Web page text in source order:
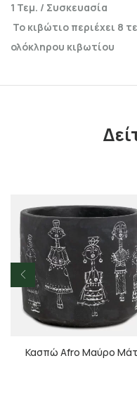
1 Τεμ. / Συσκευασία
Το κιβώτιο περιέχει 8
ολόκληρου κιβωτίου
Κασπώ Afro Μαύρο Μάτ